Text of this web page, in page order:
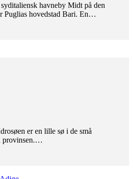
havneby Midt på den
Puglias hovedstad Bari. En…
er en lille sø i de små
provinsen.…